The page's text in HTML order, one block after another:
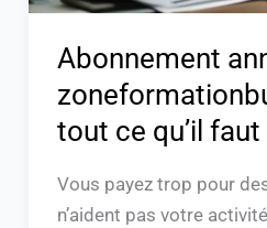
Abonnement
tout ce qu’il
Vous payez trop pour
n’aident pas votre